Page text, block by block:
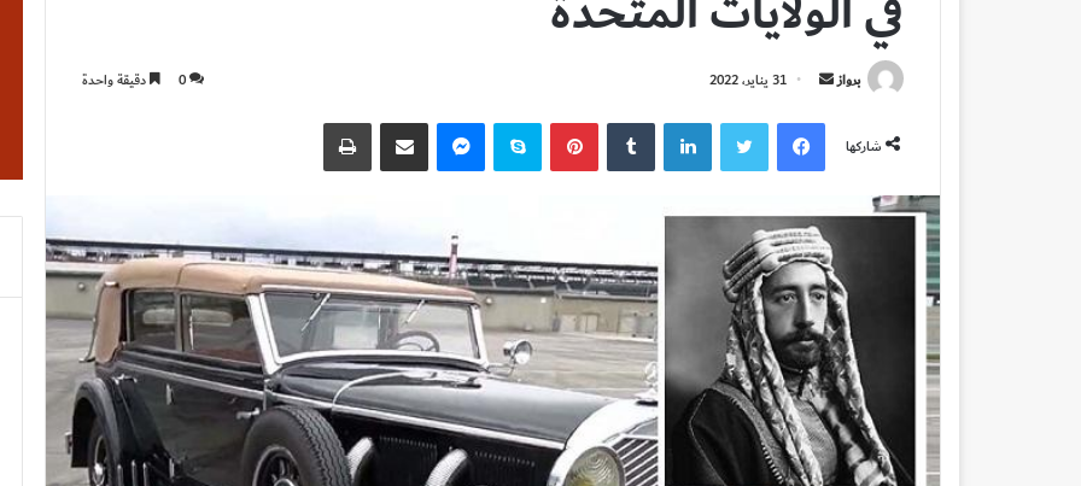
برواز
أرسل
إلكترونيا
31 يناير، 2022 0 دقيقة واحدة
شاركها
فيسبوكتويتر لينكدإن ‏Tumblr بينتيريستسكايب ماسنجر مشاركة عبر البريد طباعة